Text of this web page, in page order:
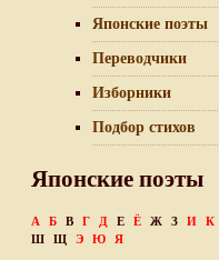
Японские поэты
Переводчики
Изборники
Подбор стихов
Японские поэты
А Б В Г Д Е Ё Ж З И К
Ш
Щ Э Ю Я